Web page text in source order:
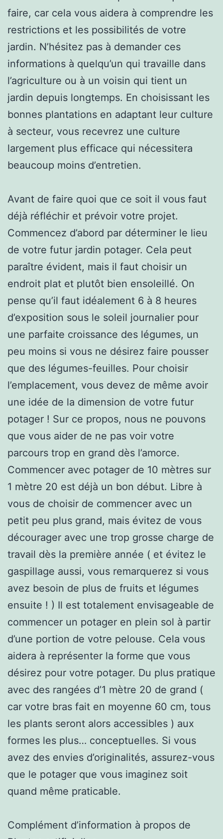
faire, car cela vous aidera à comprendre les
restrictions et les possibilités de votre
jardin. N’hésitez pas à demander ces
informations à quelqu’un qui travaille dans
l’agriculture ou à un voisin qui tient un
jardin depuis longtemps. En choisissant les
bonnes plantations en adaptant leur culture
à secteur, vous recevrez une culture
largement plus efficace qui nécessitera
beaucoup moins d’entretien.
Avant de faire quoi que ce soit il vous faut
déjà réfléchir et prévoir votre projet.
Commencez d’abord par déterminer le lieu
de votre futur jardin potager. Cela peut
paraître évident, mais il faut choisir un
endroit plat et plutôt bien ensoleillé. On
pense qu’il faut idéalement 6 à 8 heures
d’exposition sous le soleil journalier pour
une parfaite croissance des légumes, un
peu moins si vous ne désirez faire pousser
que des légumes-feuilles. Pour choisir
l’emplacement, vous devez de même avoir
une idée de la dimension de votre futur
potager ! Sur ce propos, nous ne pouvons
que vous aider de ne pas voir votre
parcours trop en grand dès l’amorce.
Commencer avec potager de 10 mètres sur
1 mètre 20 est déjà un bon début. Libre à
vous de choisir de commencer avec un
petit peu plus grand, mais évitez de vous
décourager avec une trop grosse charge de
travail dès la première année ( et évitez le
gaspillage aussi, vous remarquerez si vous
avez besoin de plus de fruits et légumes
ensuite ! ) Il est totalement envisageable de
commencer un potager en plein sol à partir
d’une portion de votre pelouse. Cela vous
aidera à représenter la forme que vous
désirez pour votre potager. Du plus pratique
avec des rangées d’1 mètre 20 de grand (
car votre bras fait en moyenne 60 cm, tous
les plants seront alors accessibles ) aux
formes les plus… conceptuelles. Si vous
avez des envies d’originalités, assurez-vous
que le potager que vous imaginez soit
quand même praticable.
Complément d’information à propos de